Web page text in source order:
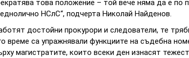
това положение – той вече няма да е по
НСлС“, подчерта Николай Найденов.
достойни прокурори и следователи, те
време са упражнявали функциите на съдебна
магистратите, които всеки ден изнасят